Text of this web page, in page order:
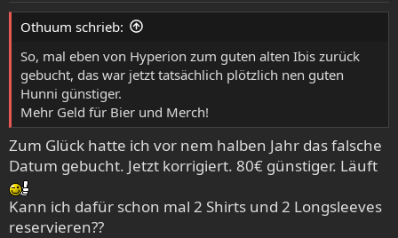
e
nOthuum schrieb:
So, mal eben von Hyperion zum guten alten Ibis zurück
gebucht, das war jetzt tatsächlich plötzlich nen guten
Hunni günstiger.
Mehr Geld für Bier und Merch!
Zum Glück hatte ich vor nem halben Jahr das falsche
Datum gebucht. Jetzt korrigiert. 80€ günstiger. Läuft
Kann ich dafür schon mal 2 Shirts und 2 Longsleeves
reservieren??